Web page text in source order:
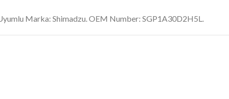
Marka: Shimadzu. OEM Number: SGP1A30D2H5L.